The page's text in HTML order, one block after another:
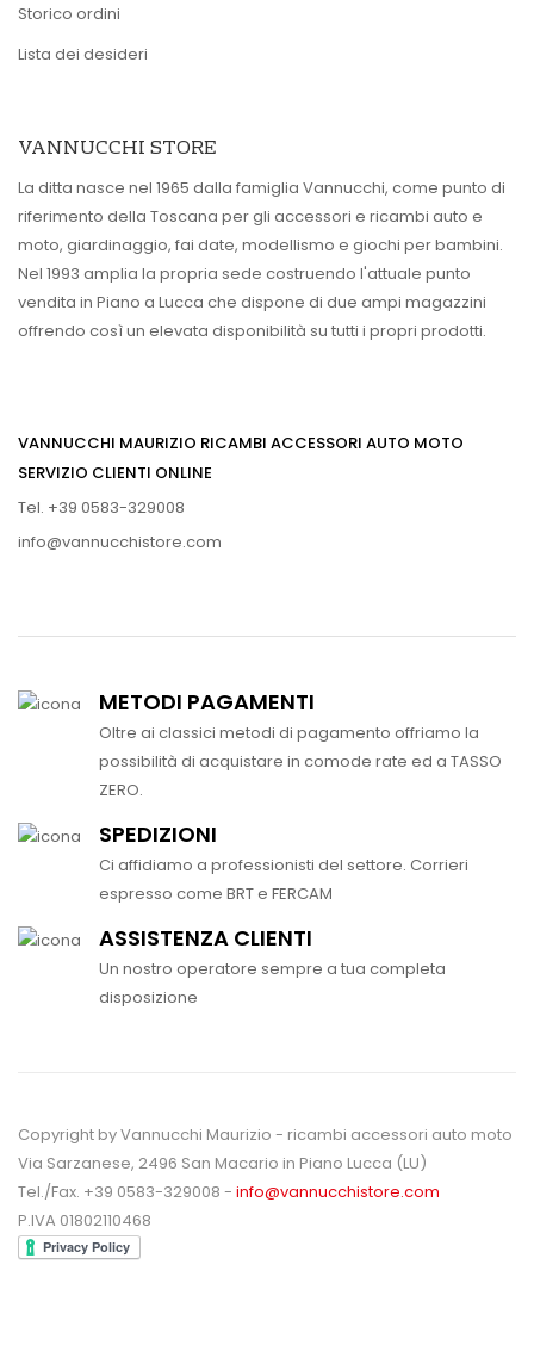
Storico ordini
Lista dei desideri
VANNUCCHI STORE
La ditta nasce nel 1965 dalla famiglia Vannucchi, come punto di
riferimento della Toscana per gli accessori e ricambi auto e
moto, giardinaggio, fai date, modellismo e giochi per bambini.
Nel 1993 amplia la propria sede costruendo l'attuale punto
vendita in Piano a Lucca che dispone di due ampi magazzini
offrendo così un elevata disponibilità su tutti i propri prodotti.
VANNUCCHI MAURIZIO RICAMBI ACCESSORI AUTO MOTO
SERVIZIO CLIENTI ONLINE
Tel. +39 0583-329008
info@vannucchistore.com
METODI PAGAMENTI
Oltre ai classici metodi di pagamento offriamo la
possibilità di acquistare in comode rate ed a TASSO
ZERO.
SPEDIZIONI
Ci affidiamo a professionisti del settore. Corrieri
espresso come BRT e FERCAM
ASSISTENZA CLIENTI
Un nostro operatore sempre a tua completa
disposizione
Copyright by Vannucchi Maurizio - ricambi accessori auto moto
Via Sarzanese, 2496 San Macario in Piano Lucca (LU)
Tel./Fax. +39 0583-329008 - info@vannucchistore.com
P.IVA 01802110468